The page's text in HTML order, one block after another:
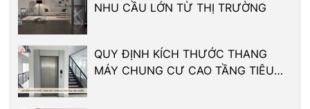
NHU CẦU LỚN TỪ THỊ TRƯỜNG
QUY ĐỊNH KÍCH THƯỚC THANG
MÁY CHUNG CƯ CAO TẦNG TIÊU